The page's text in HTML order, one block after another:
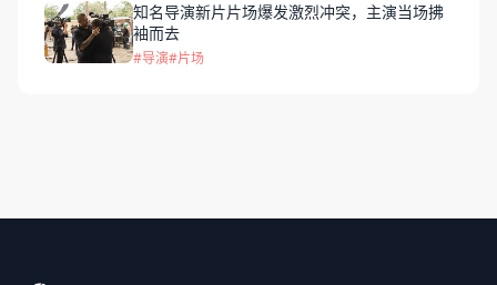
知名导演新片片场爆发激烈冲突，主演当场拂
袖而去
#导演#片场